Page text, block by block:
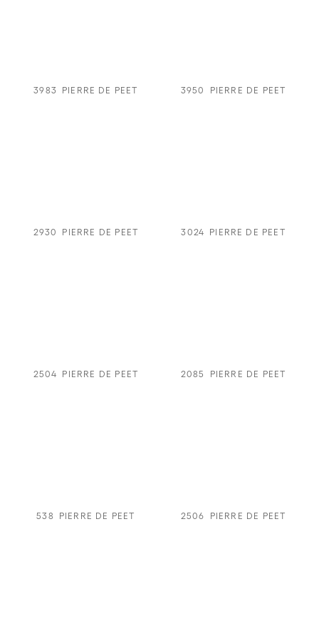
3983 PIERRE DE PEET 3950 PIERRE DE PEET
2930 PIERRE DE PEET 3024 PIERRE DE PEET
2504 PIERRE DE PEET 2085 PIERRE DE PEET
538 PIERRE DE PEET 2506 PIERRE DE PEET